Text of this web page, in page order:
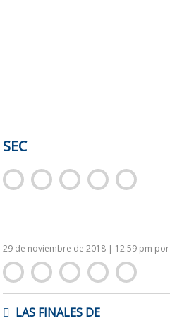
SEC
29 de noviembre de 2018 | 12:59 pm por
DELAS FINALES DE